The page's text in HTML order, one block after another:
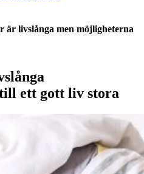
är livslånga men möjligheterna
ett gott liv stora